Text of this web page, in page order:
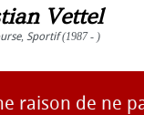
Vettel
, Sportif(1987 - )
raison de ne